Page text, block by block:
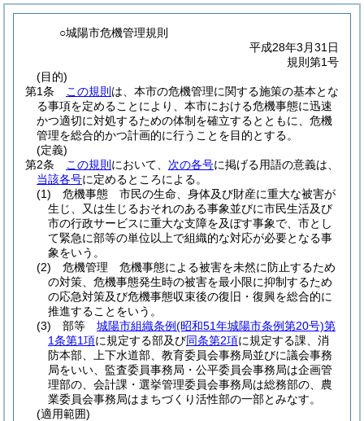
○城陽市危機管理規則
平成28年3月31日
規則第1号
(目的)
第1条
この規則 は、本市の危機管理に関する施策の基本とな
る事項を定めることにより、本市における危機事態に迅速
かつ適切に対処するための体制を確立するとともに、危機
管理を総合的かつ計画的に行うことを目的とする。
(定義)
第2条
この規則 において、 次の各号に掲げる用語の意義は、
当該各号に定めるところによる。
(1)
危機事態 市民の生命、身体及び財産に重大な被害が
生じ、又は生じるおそれのある事象並びに市民生活及び
市の行政サービスに重大な支障を及ぼす事象で、市とし
て緊急に部等の単位以上で組織的な対応が必要となる事
象をいう。
(2)
危機管理 危機事態による被害を未然に防止するため
の対策、危機事態発生時の被害を最小限に抑制するため
の応急対策及び危機事態収束後の復旧・復興を総合的に
推進することをいう。
(3)
部等 城陽市組織条例(昭和51年城陽市条例第20号)第
1条第1項に規定する部及び同条第2項に規定する課、消
防本部、上下水道部、教育委員会事務局並びに議会事務
局をいい、監査委員事務局・公平委員会事務局は企画管
理部の、会計課・選挙管理委員会事務局は総務部の、農
業委員会事務局はまちづくり活性部の一部とみなす。
(適用範囲)